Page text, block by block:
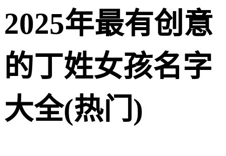
2025年最有创意
的丁姓女孩名字
大全(热门)